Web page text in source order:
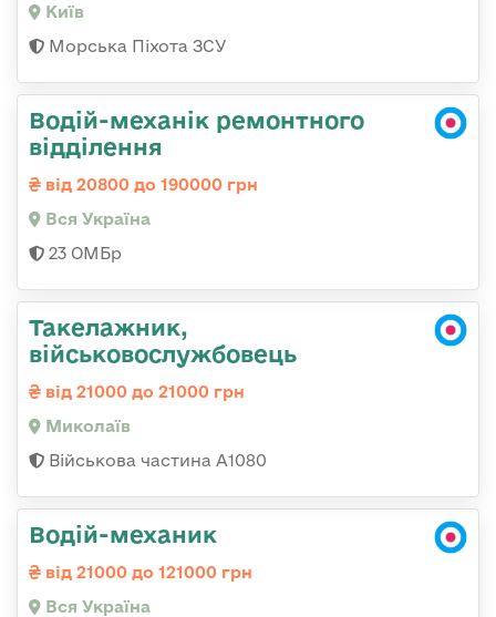
Київ
Морська Піхота ЗСУ
Водій-механік ремонтного
відділення
від 20800 до 190000 грн
Вся Україна
23 ОМБр
Такелажник,
військовослужбовець
від 21000 до 21000 грн
Миколаїв
Військова частина А1080
Водій-механик
від 21000 до 121000 грн
Вся Україна